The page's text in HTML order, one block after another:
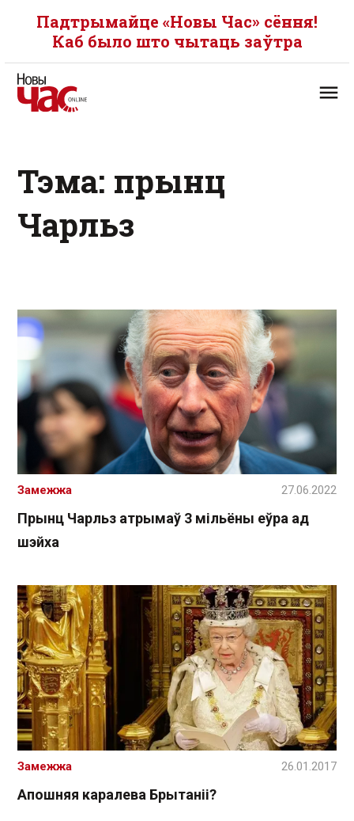
Падтрымайце «Новы Час» сёння!
Каб было што чытаць заўтра
Тэма: прынц
Чарльз
Прынц Чарльз атрымаў 3 мільёны еўра ад
шэйха
Замежжа 27.06.2022
Апошняя каралева Брытаніі?
Замежжа 26.01.2017